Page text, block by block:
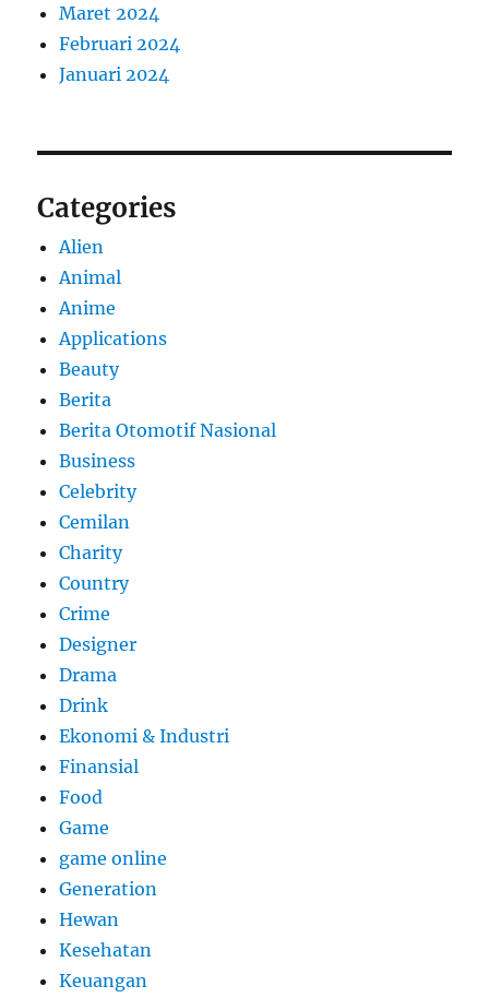
Maret 2024
Februari 2024
Januari 2024
Categories
Alien
Animal
Anime
Applications
Beauty
Berita
Berita Otomotif Nasional
Business
Celebrity
Cemilan
Charity
Country
Crime
Designer
Drama
Drink
Ekonomi & Industri
Finansial
Food
Game
game online
Generation
Hewan
Kesehatan
Keuangan